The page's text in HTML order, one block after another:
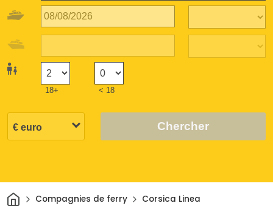
18+ < 18
Chercher
Maison
Compagnies de ferry Corsica Linea